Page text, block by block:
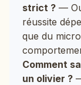
strict ? —
réussite
que du
Comment
un olivier ?